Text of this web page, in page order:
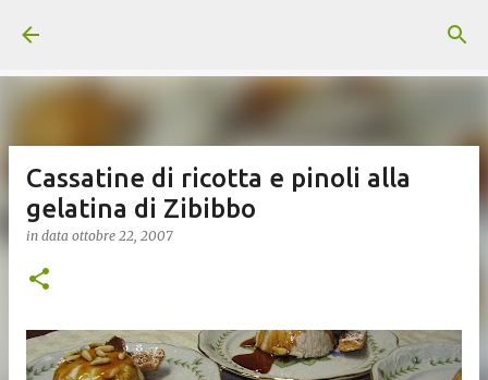
Cassatine di ricotta e pinoli alla
gelatina di Zibibbo
in data ottobre 22, 2007